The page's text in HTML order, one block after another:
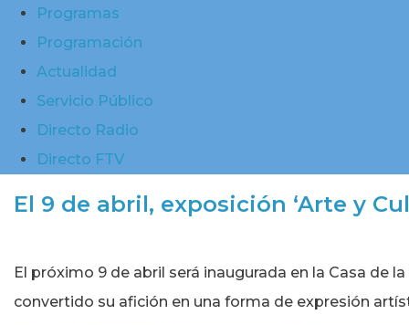
Programas
Programación
Actualidad
Servicio Público
Directo Radio
Directo FTV
El 9 de abril, exposición ‘Arte y
El próximo 9 de abril será inaugurada en la Casa de
convertido su afición en una forma de expresión